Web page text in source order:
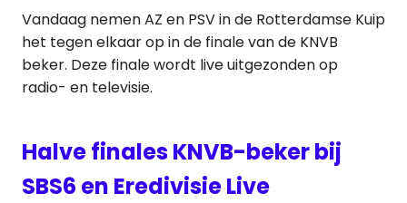
Vandaag nemen AZ en PSV in de Rotterdamse Kuip
het tegen elkaar op in de finale van de KNVB
beker. Deze finale wordt live uitgezonden op
radio- en televisie.
Halve finales KNVB-beker bij
SBS6 en Eredivisie Live